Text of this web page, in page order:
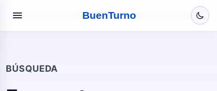
menu BuenTurno
BÚSQUEDA